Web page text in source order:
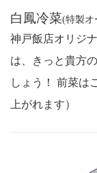
白鳳冷菜(特製オ
神戸飯店オリジ
は、きっと貴方
しょう！ 前菜は
上がれます）